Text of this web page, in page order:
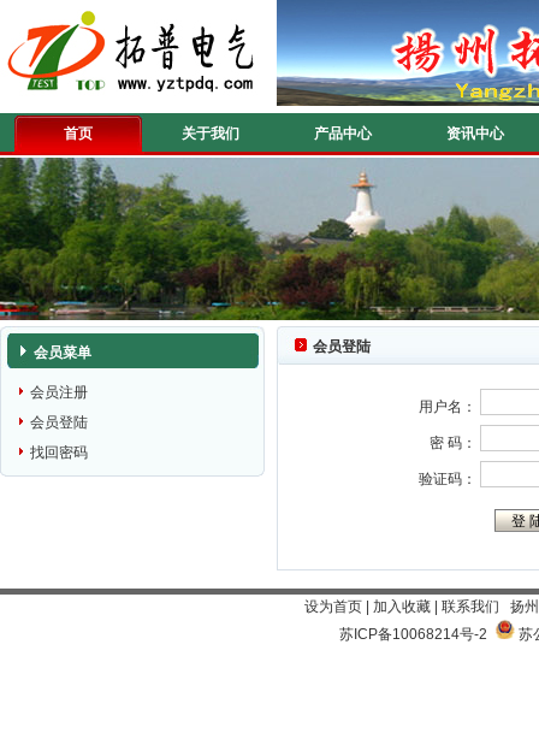
首页 关于我们 产品中心 资讯中心
会员菜单
会员注册
会员登陆
找回密码
会员登陆
用户名：
密 码：
验证码：
设为首页 加入收藏 联系我们 扬
苏ICP备10068214号-2
苏